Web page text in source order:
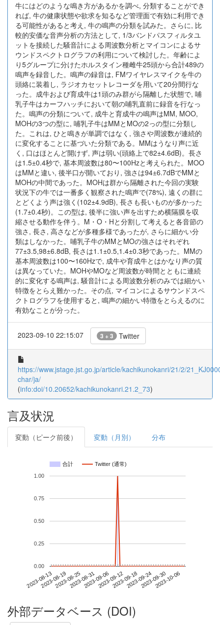
牛にはどのような鳴き方があるかを調べ, 分類することができ
れば, 牛の健康状態や欲求を知るなど管理面で有効に利用でき
る可能性があると考え, 牛の鳴声の分類を試みた。さらに, 比
較的安価な音声分析の方法として, 1/3バンドパスフィルタユ
ットを接続した騒音計による周波数分析とマイコンによるサ
ウンドスペクトログラフの利用について検討した。年齢によ
り5グループに分けたホルスタイン種雌牛25頭から合計489の
鳴声を録音した。鳴声の録音は, FMワイヤレスマイクを牛の
頭絡に装着し, ラジオカセットレコーダを用いて20分間行な
った。成牛および育成牛は1頭のみ群がら隔離した状態で, 哺
乳子牛はカーフハッチにおいて朝の哺乳直前に録音を行なっ
た。鳴声の分類について, 成牛と育成牛の鳴声はMM, MOO,
MOHの3つの型に, 哺乳子牛はMMとMOの2っの型に分類し
た。これは, ひと鳴きが単調ではなく, 強さや周波数が連続的
に変化することに基づいた分類である。MMはうなり声に近
く, 口はほとんど開けず, 声は弱い(頭絡上で82±4.6dB)。長さ
は1.5±0.4秒で, 基本周波数は80〜100Hzと考えられた。MOO
はMMと違い, 後半口が開いており, 強さは94±6.7dBでMMと
MOHの中間であった。MOHは群から隔離された今回の実験
状況下の牛では一番多く観察された鳴声で(78%), 遠くの群に
とどくよう声は強く(102±4.9dB), 長さも長いものが多かった
(1.7±0.4秒)。この型は, 後半に強い声を出すため横隔膜を収
縮させる動作を伴う。M・O・Hと分割して考えると各音節の
強さ, 長さ, 高さなどが多種多様であったが, さらに細かい分
類はしなかった。哺乳子牛のMMとMOの強さはそれぞれ
77±3.5,98±6.8dB, 長さは1.1±0.5,1.4±0.3秒であった。MMの
基本周波数は100〜160Hzで, 成牛や育成牛とはかなり声の質
は異なっていた。MOHやMOなど周波数が時間とともに連続
的に変化する鳴声は, 騒音計による周波数分析のみでは細かい
特徴をとらえ難かった。その点, マイコンによるサウンドスペ
クトログラフを使用すると, 鳴声の細かい特徴をとらえるのに
有効なことが分った。
2023-09-10 22:15:07 3 + 3 Twitter
https://www.jstage.jst.go.jp/article/kachikunokanri/21/2/
char/ja/
(info:doi/10.20652/kachikunokanri.21.2_73)
言及状況
変動（ピーク前後） 変動（月別） 分布
合計 Twitter (通常)
2023-08-132023-08-192023-08-252023-08-312023-09-062023-09-122023-09-182023-09-242023-09-302023-10-06
0.00
0.25
0.50
0.75
1.00
外部データベース (DOI)